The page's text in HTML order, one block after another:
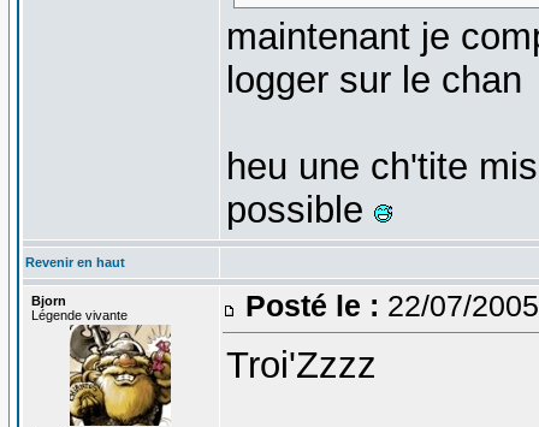
maintenant je
logger sur le chan
heu une ch'tite
possible
Revenir en haut
Bjorn
Légende vivante
Posté le : 22/07/
Troi'Zzzz